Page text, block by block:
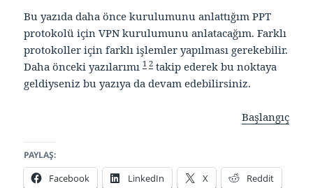
Bu yazıda daha önce kurulumunu anlattığım PPT
protokolü için VPN kurulumunu anlatacağım. Farklı
protokoller için farklı işlemler yapılması gerekebilir.
Daha önceki yazılarımı1 2 takip ederek bu noktaya
geldiyseniz bu yazıya da devam edebilirsiniz.
Başlangıç
PAYLAŞ:
Facebook LinkedIn X Reddit